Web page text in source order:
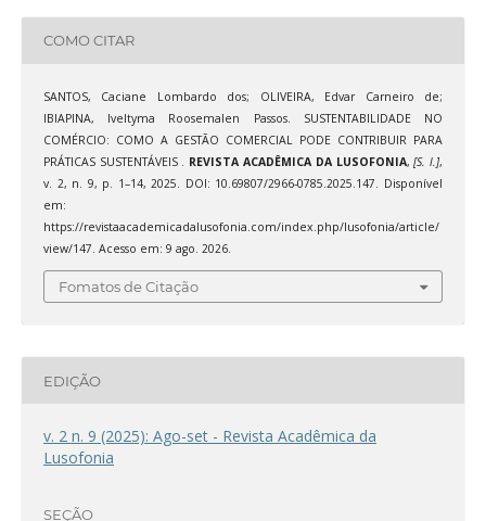
COMO CITAR
SANTOS, Caciane Lombardo dos; OLIVEIRA, Edvar Carneiro de;
IBIAPINA, Iveltyma Roosemalen Passos. SUSTENTABILIDADE NO
COMÉRCIO: COMO A GESTÃO COMERCIAL PODE CONTRIBUIR PARA
PRÁTICAS SUSTENTÁVEIS . REVISTA ACADÊMICA DA LUSOFONIA,[S. l.],
v. 2, n. 9, p. 1–14, 2025. DOI: 10.69807/2966-0785.2025.147. Disponível
em:
https://revistaacademicadalusofonia.com/index.php/lusofonia/article/
view/147. Acesso em: 9 ago. 2026.
Fomatos de Citação
EDIÇÃO
v. 2 n. 9 (2025): Ago-set - Revista Acadêmica da
Lusofonia
SEÇÃO